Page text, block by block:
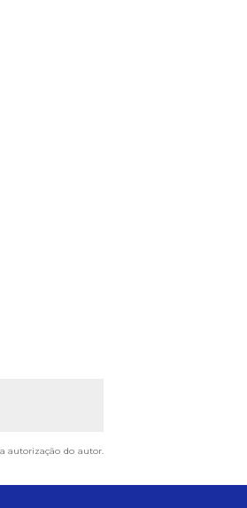
autorização do autor.